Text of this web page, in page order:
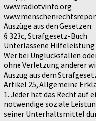
www.radiotvinfo.org
Auszüge aus den Gesetzen:
§ 323c, Strafgesetz-Buch
Unterlassene Hilfeleistung
Wer bei Unglücksfällen
ohne Verletzung anderer
Auszug aus dem
Artikel 25, Allgemeine
1. Jeder hat das Recht auf
notwendige soziale
seiner Unterhaltsmittel